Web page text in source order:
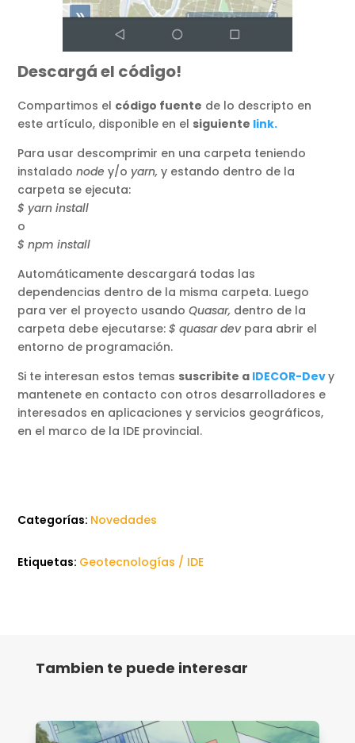
Descargá el código!
Compartimos el código fuente de lo descripto en
este artículo, disponible en el siguiente link.
Para usar descomprimir en una carpeta teniendo
instaladonode y/o yarn, y estando dentro de la
carpeta se ejecuta:
$ yarn install
o
$ npm install
Automáticamente descargará todas las
dependencias dentro de la misma carpeta. Luego
para ver el proyecto usandoQuasar, dentro de la
carpeta debe ejecutarse:$ quasar dev para abrir el
entorno de programación.
Si te interesan estos temas suscribite a IDECOR-Devy
mantenete en contacto con otros desarrolladores e
interesados en aplicaciones y servicios geográficos,
en el marco de la IDE provincial.
Categorías: Novedades
Etiquetas: Geotecnologías / IDE
Tambien te puede interesar